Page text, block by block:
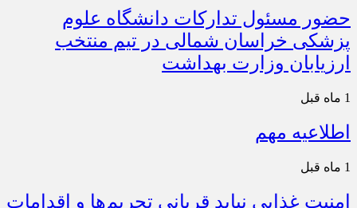
حضور مسئول تدارکات دانشگاه علوم
پزشکی خراسان شمالی در تیم منتخب
ارزیابان وزارت بهداشت
1 ماه قبل
اطلاعیه مهم
1 ماه قبل
امنیت غذایی نباید قربانی تحریم‌ها و اقدامات